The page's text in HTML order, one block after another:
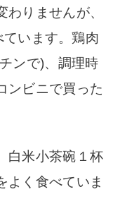
りませんが、
います。鶏肉
ンで)、調理時
ンビニで買った
白米小茶碗１杯
よく食べていま